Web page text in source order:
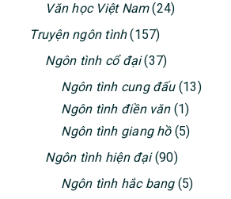
Văn học Việt Nam(24)
Truyện ngôn tình(157)
Ngôn tình cổ đại(37)
Ngôn tình cung đấu(13)
Ngôn tình điền văn(1)
Ngôn tình giang hồ(5)
Ngôn tình hiện đại(90)
Ngôn tình hắc bang(5)